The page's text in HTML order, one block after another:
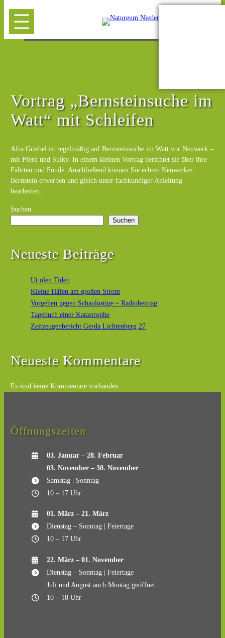
Vortrag „Bernsteinsuche im
Watt“ mit Schleifen
Afra Griebel ist regelmäßig auf Bernsteinsuche im Watt vor Neuwerk –
mit Pferd und Sulky. In einem kleinen Vortrag berichtet sie über ihre
Fahrten und Funde. Anschließend können Sie echten Neuwerker
Bernstein erwerben und gleich unter fachkundiger Anleitung
bearbeiten.
Suchen
Suchen
Neueste Beiträge
Ut olen Tiden
Kleine Häfen am großen Strom
Vorgehen gegen Schaulustige – Radiobeitrag
Tagebuch einer Katastrophe
Zeitzeugenbericht Gerda Lichtenberg 27
Neueste Kommentare
Es sind keine Kommentare vorhanden.
Öffnungszeiten
03. Januar – 28. Februar
03. November – 30. November
Samstag | Sonntag
10 – 17 Uhr
01. März – 21. März
Dienstag – Sonntag | Feiertage
10 – 17 Uhr
22. März – 01. November
Dienstag – Sonntag | Feiertage
Juli und August auch Montag geöffnet
10 – 18 Uhr